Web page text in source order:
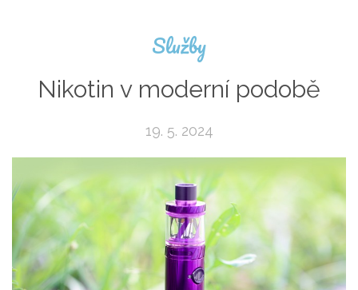
Služby
Nikotin v moderní podobě
19. 5. 2024